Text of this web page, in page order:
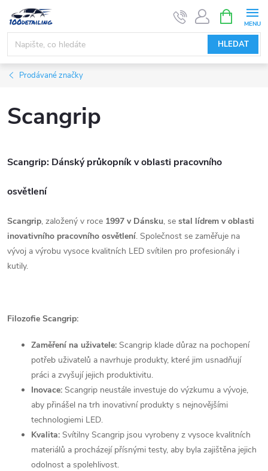
obsah
HLEDAT
NÁKUPNÍ
KOŠÍK
Prodávané značky
Scangrip
Scangrip: Dánský průkopník v oblasti pracovního
osvětlení
Scangrip, založený v roce 1997 v Dánsku, se stal lídrem v oblasti
inovativního pracovního osvětlení. Společnost se zaměřuje na
vývoj a výrobu vysoce kvalitních LED svítilen pro profesionály i
kutily.
Filozofie Scangrip:
Zaměření na uživatele: Scangrip klade důraz na pochopení
potřeb uživatelů a navrhuje produkty, které jim usnadňují
práci a zvyšují jejich produktivitu.
Inovace: Scangrip neustále investuje do výzkumu a vývoje,
aby přinášel na trh inovativní produkty s nejnovějšími
technologiemi LED.
Kvalita: Svítilny Scangrip jsou vyrobeny z vysoce kvalitních
materiálů a procházejí přísnými testy, aby byla zajištěna jejich
odolnost a spolehlivost.